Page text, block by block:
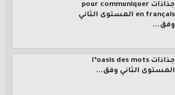
جذاذات pour communiquer
en français المستوى الثاني
وفق...
جذاذات l’oasis des mots
المستوى الثاني وفق...